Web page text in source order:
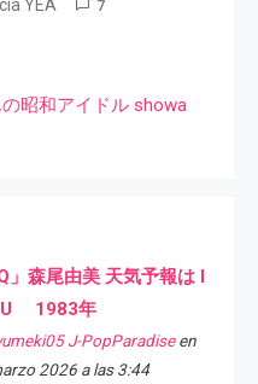
YEA 7
昭和アイドル showa
」森尾由美 天気予報は I
U 1983年
J-PopParadiseen
2026 a las 3:44